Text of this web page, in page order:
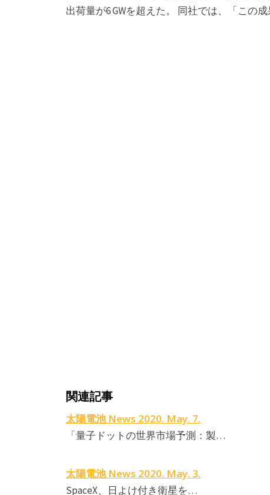
出荷量が6 GWを超えた。 同社では、「この
関連記事
太陽電池 News 2020. May. 7.
「量子ドットの世界市場予測：製…
太陽電池 News 2020. May. 3.
SpaceX、日よけ付き衛星を…